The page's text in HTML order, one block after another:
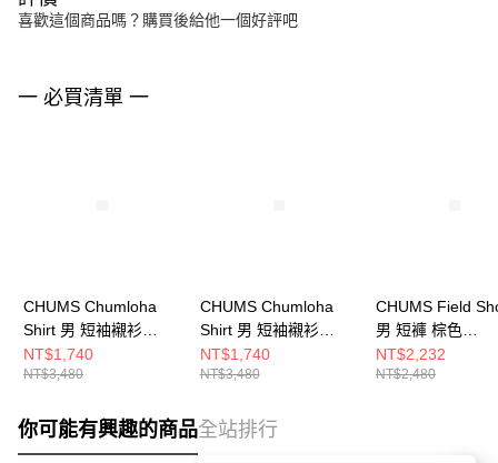
喜歡這個商品嗎？購買後給他一個好評吧
一 必買清單 一
CHUMS Chumloha
Shirt 男 短袖襯衫
CH021105Z282
NT$1,740
NT$3,480
CHUMS Chumloha
Shirt 男 短袖襯衫
CH021105Z271
NT$1,740
NT$3,480
CHUMS Field
男 短褲 棕色
CH031427B005
NT$2,232
NT$2,480
你可能有興趣的商品全站排行